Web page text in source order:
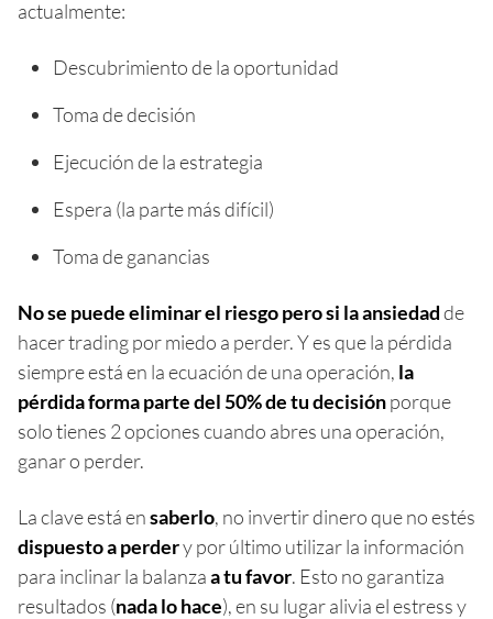
actualmente:
Descubrimiento de la oportunidad
Toma de decisión
Ejecución de la estrategia
Espera (la parte más difícil)
Toma de ganancias
No se puede eliminar el riesgo pero si la ansiedadde
hacer trading por miedo a perder. Y es que la pérdida
siempre está en la ecuación de una operación, la
pérdida forma parte del 50% de tu decisiónporque
solo tienes 2 opciones cuando abres una operación,
ganar o perder.
La clave está ensaberlo, no invertir dinero que no estés
dispuesto a perdery por último utilizar la información
para inclinar la balanzaa tu favor. Esto no garantiza
resultados (nada lo hace), en su lugar alivia el estress y